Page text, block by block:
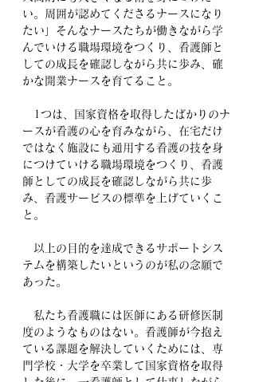
い。周囲が認めてくださるナースになり
たい」そんなナースたちが働きながら学
んでいける職場環境をつくり、看護師と
しての成長を確認しながら共に歩み、確
かな開業ナースを育てること。
1つは、国家資格を取得したばかりのナ
ースが看護の心を育みながら、在宅だけ
ではなく施設にも通用する看護の技を身
につけていける職場環境をつくり、看護
師としての成長を確認しながら共に歩
み、看護サービスの標準を上げていくこ
と。
以上の目的を達成できるサポートシス
テムを構築したいというのが私の念願で
あった。
私たち看護職には医師にある研修医制
度のようなものはない。看護師が今抱え
ている課題を解決していくためには、専
門学校・大学を卒業して国家資格を取得